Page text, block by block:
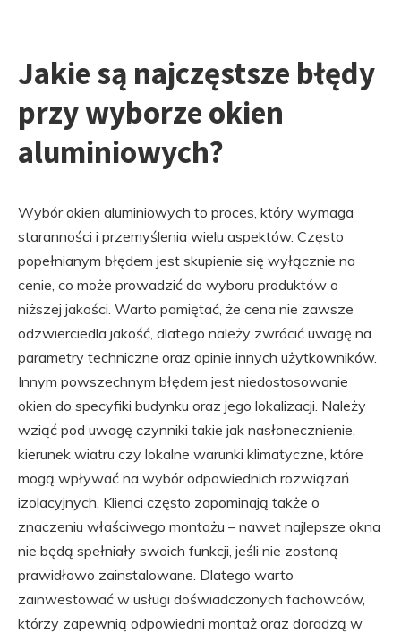
Jakie są najczęstsze błędy
przy wyborze okien
aluminiowych?
Wybór okien aluminiowych to proces, który wymaga
staranności i przemyślenia wielu aspektów. Często
popełnianym błędem jest skupienie się wyłącznie na
cenie, co może prowadzić do wyboru produktów o
niższej jakości. Warto pamiętać, że cena nie zawsze
odzwierciedla jakość, dlatego należy zwrócić uwagę na
parametry techniczne oraz opinie innych użytkowników.
Innym powszechnym błędem jest niedostosowanie
okien do specyfiki budynku oraz jego lokalizacji. Należy
wziąć pod uwagę czynniki takie jak nasłonecznienie,
kierunek wiatru czy lokalne warunki klimatyczne, które
mogą wpływać na wybór odpowiednich rozwiązań
izolacyjnych. Klienci często zapominają także o
znaczeniu właściwego montażu – nawet najlepsze okna
nie będą spełniały swoich funkcji, jeśli nie zostaną
prawidłowo zainstalowane. Dlatego warto
zainwestować w usługi doświadczonych fachowców,
którzy zapewnią odpowiedni montaż oraz doradzą w